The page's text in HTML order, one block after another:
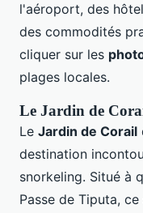
l'aéroport, des
des commodités
cliquer sur les
plages locales.
Le Jardin de
Le Jardin de Corail
destination
snorkeling. Situé à
Passe de Tiputa,